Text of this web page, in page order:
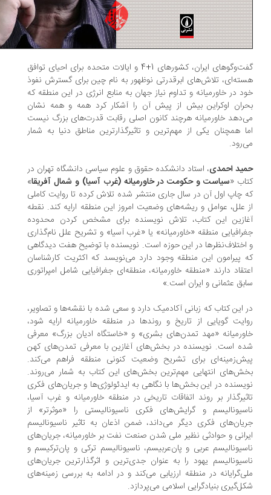
گفت‌وگوهای ایران، کشورهای 1+4 و ایالات متحده برای احیای توافق
تلاش‌های ابرقدرتی نوظهور به نام چین برای گسترش نفوذ
در خاورمیانه و تداوم نیاز جهان به منابع انرژی در این منطقه که
اوکراین بیش از پیش آن را آشکار کرد همه و همه نشان
خاورمیانه هرچند کانون اصلی رقابت قدرت‌های بزرگ نیست
همچنان یکی از مهم‌ترین و تاثیرگذارترین مناطق دنیا به شمار
احمدی، استاد دانشکده حقوق و علوم سیاسی دانشگاه تهران در
سیاست و حکومت در خاورمیانه (غرب آسیا) و شمال آفریقا»
چاپ اول آن در سال جاری منتشر شده تلاش کرده تا روایت کاملی
علل، عوامل و ریشه‌های وضعیت امروز این منطقه ارایه کند. نقطه
این کتاب، تلاش نویسنده برای مشخص کردن محدوده
منطقه «خاورمیانه» یا «غرب آسیا» و تشریح علل نام‌گذاری
در این حوزه است. نویسنده با توضیح هفت دیدگاهی
پیرامون این منطقه وجود دارد می‌نویسد که اکثریت کارشناسان
دارند «منطقه خاورمیانه، منطقه‌ای جغرافیایی شامل امپراتوری
عثمانی و ایران است.»
این کتاب که زبانی آکادمیک دارد و سعی شده با نقشه‌ها و تصاویر،
گویایی از تاریخ و روندها در منطقه خاورمیانه ارایه شود،
«مهد تمدن‌های بشری» و «خاستگاه ادیان بزرگ» معرفی
است. نویسنده در بخش‌های آغازین با معرفی تمدن‌های کهن
برای تشریح وضعیت کنونی منطقه فراهم می‌کند.
انتهایی مهم‌ترین بخش‌های این کتاب به شمار می‌روند.
در این بخش‌ها با نگاهی به ایدئولوژی‌ها و جریان‌های فکری
بر روند اتفاقات تاریخی در منطقه خاورمیانه و غرب آسیا،
و گرایش‌های فکری ناسیونالیستی را «موثرتر» از
فکری دیگر می‌داند، ضمن اذعان به تاثیر ناسیونالیسم
و حوادثی نظیر ملی شدن صنعت نفت بر خاورمیانه، جریان‌های
عربی و پان‌عربیسم، ناسیونالیسم ترکی و پان‌ترکیسم و
یهود را به عنوان جدی‌ترین و اثرگذارترین جریان‌های
در منطقه ارزیابی می‌کند و در ادامه به بررسی زمینه‌های
بنیادگرایی اسلامی می‌پردازد.